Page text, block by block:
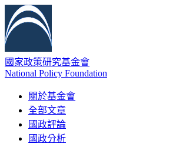
國家政策研究基金會
National Policy Foundation
關於基金會
全部文章
國政評論
國政分析